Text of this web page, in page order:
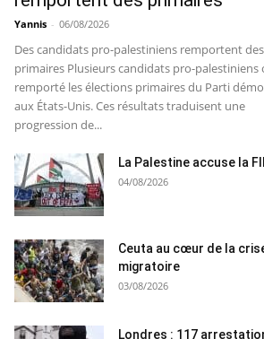
Yannis - 06/08/2026
Des candidats pro-palestiniens remportent des
primaires Plusieurs candidats pro-palestiniens
remporté les élections primaires du Parti
aux États-Unis. Ces résultats traduisent une
progression de...
La Palestine accuse la
04/08/2026
Ceuta au cœur de la
migratoire
03/08/2026
Londres : 117